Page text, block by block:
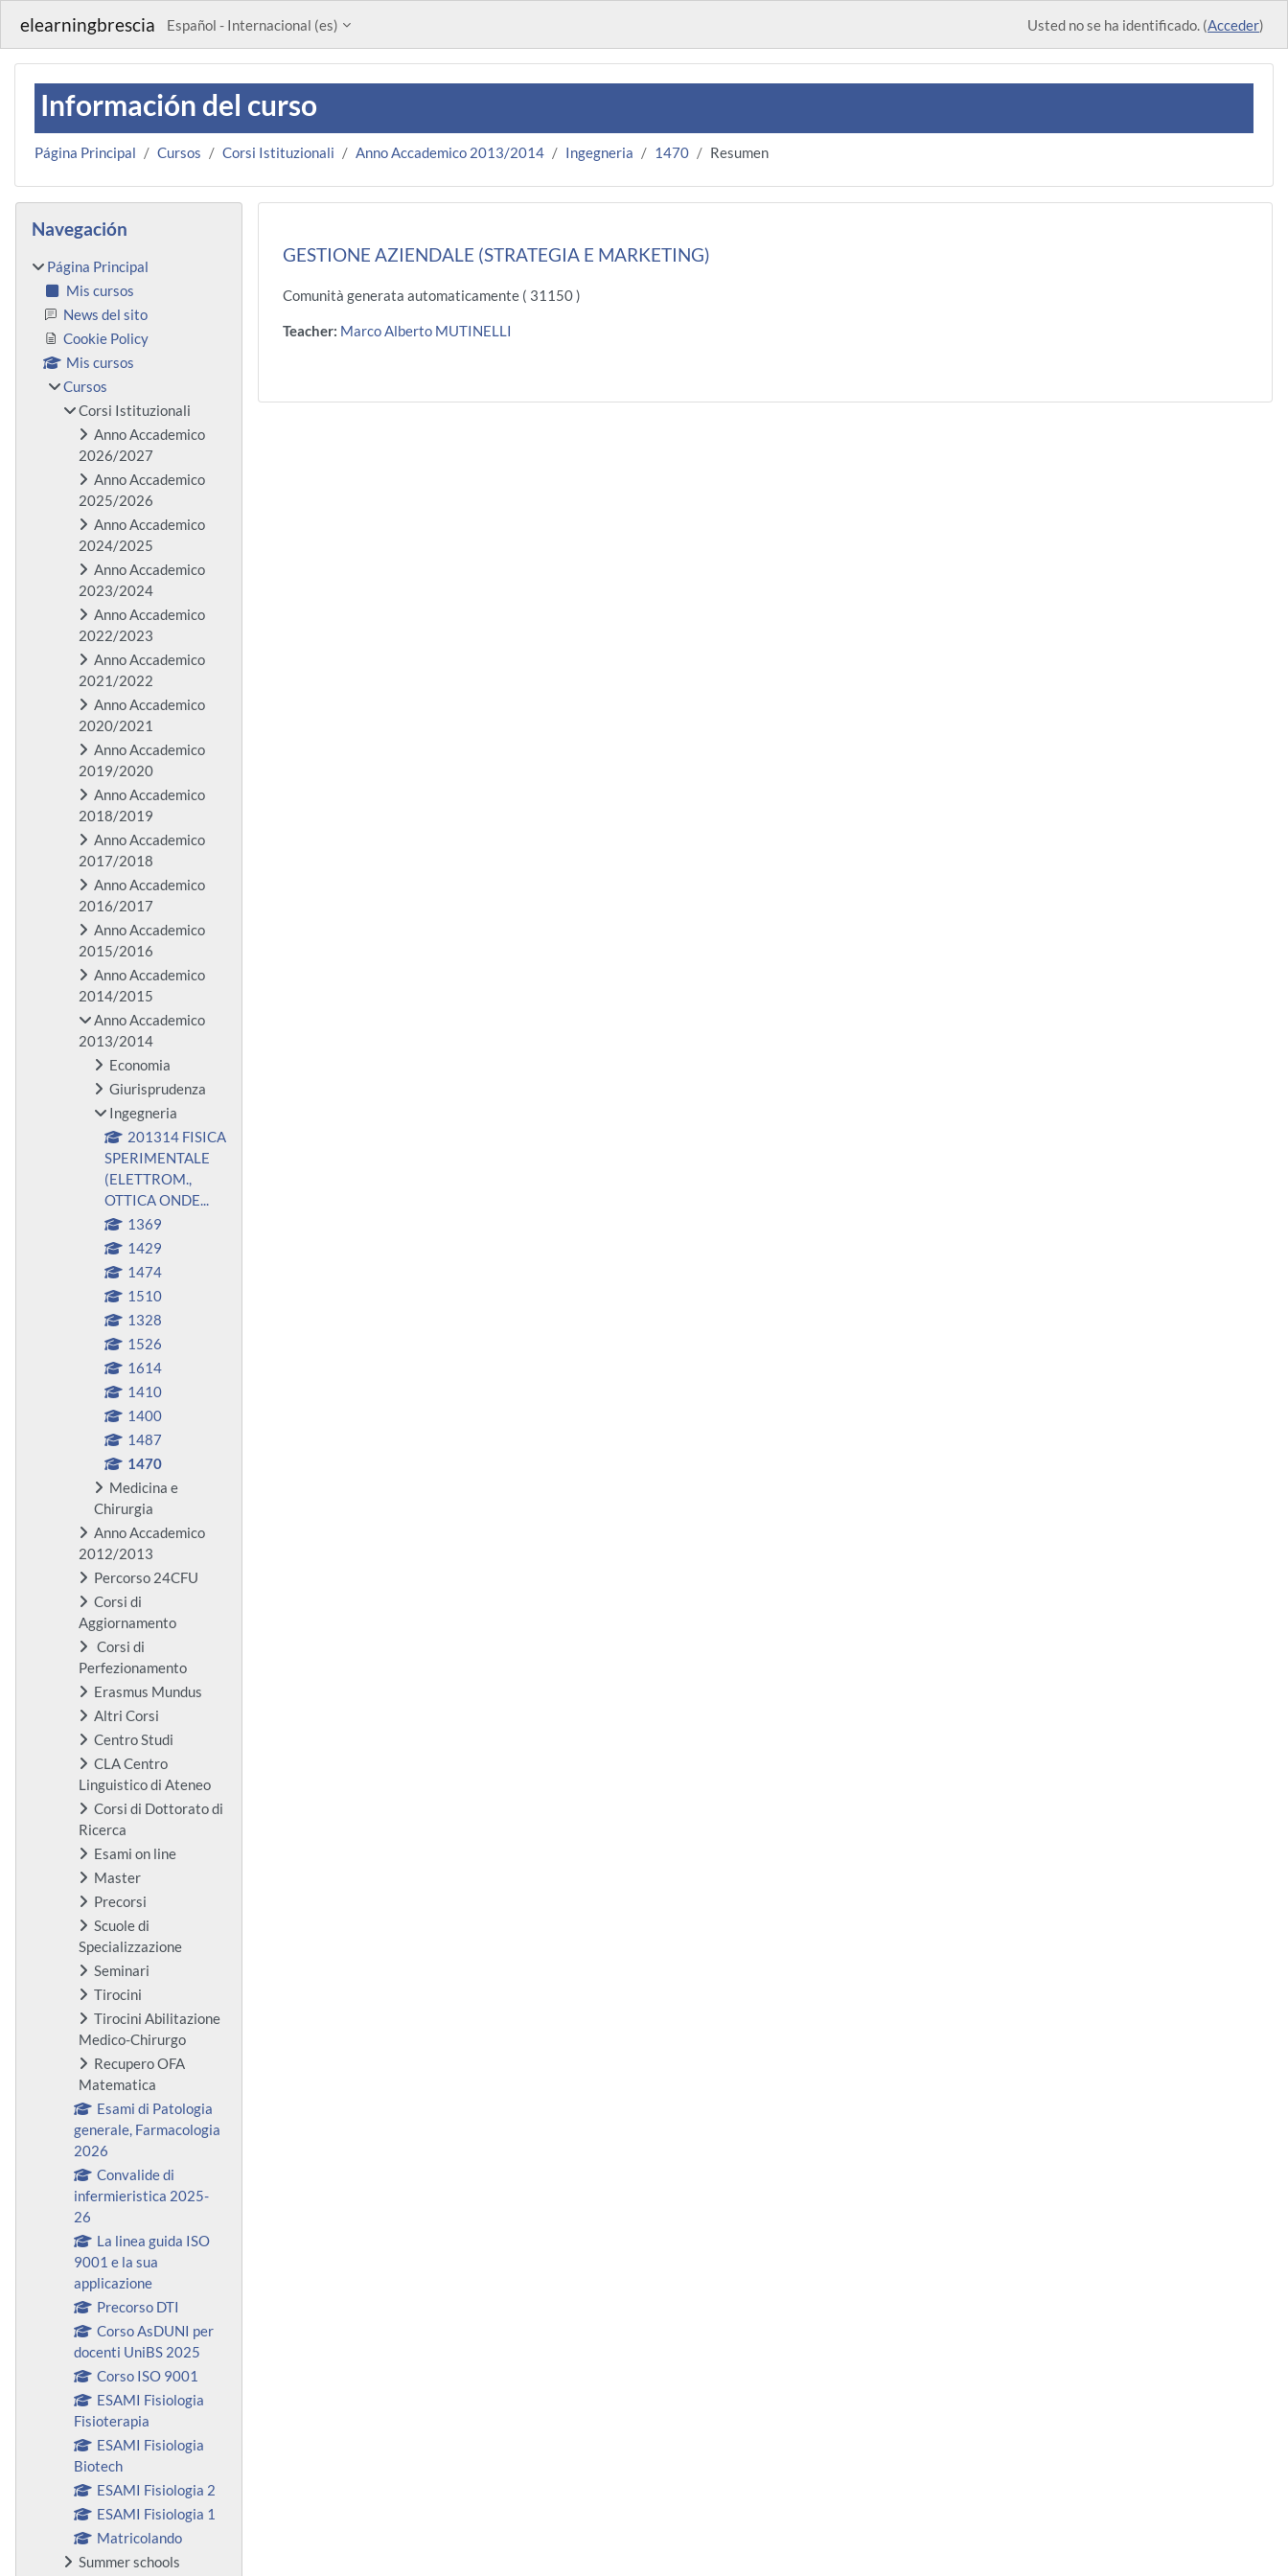
elearningbrescia Español - Internacional ‎(es)‎ Usted no se ha identificado. (Acceder)
Información del curso
Página Principal Cursos Corsi Istituzionali Anno Accademico 2013/2014 Ingegneria 1470 Resumen
GESTIONE AZIENDALE (STRATEGIA E MARKETING)
Comunità generata automaticamente ( 31150 )
Teacher: Marco Alberto MUTINELLI
Bloques
Navegación
Página Principal
Mis cursos
News del sito
Cookie Policy
Mis cursos
Cursos
Corsi Istituzionali
Anno Accademico
2026/2027
Anno Accademico
2025/2026
Anno Accademico
2024/2025
Anno Accademico
2023/2024
Anno Accademico
2022/2023
Anno Accademico
2021/2022
Anno Accademico
2020/2021
Anno Accademico
2019/2020
Anno Accademico
2018/2019
Anno Accademico
2017/2018
Anno Accademico
2016/2017
Anno Accademico
2015/2016
Anno Accademico
2014/2015
Anno Accademico
2013/2014
Economia
Giurisprudenza
Ingegneria
201314 FISICA
SPERIMENTALE
(ELETTROM.,
OTTICA ONDE...
1369
1429
1474
1510
1328
1526
1614
1410
1400
1487
1470
Medicina e
Chirurgia
Anno Accademico
2012/2013
Percorso 24CFU
Corsi di
Aggiornamento
Corsi di
Perfezionamento
Erasmus Mundus
Altri Corsi
Centro Studi
CLA Centro
Linguistico di Ateneo
Corsi di Dottorato di
Ricerca
Esami on line
Master
Precorsi
Scuole di
Specializzazione
Seminari
Tirocini
Tirocini Abilitazione
Medico-Chirurgo
Recupero OFA
Matematica
Esami di Patologia
generale, Farmacologia
2026
Convalide di
infermieristica 2025-
26
La linea guida ISO
9001 e la sua
applicazione
Precorso DTI
Corso AsDUNI per
docenti UniBS 2025
Corso ISO 9001
ESAMI Fisiologia
Fisioterapia
ESAMI Fisiologia
Biotech
ESAMI Fisiologia 2
ESAMI Fisiologia 1
Matricolando
Summer schools